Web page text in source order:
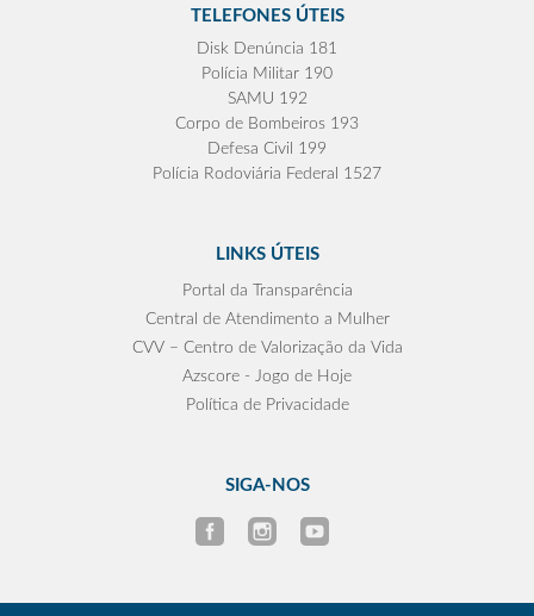
TELEFONES ÚTEIS
Disk Denúncia 181
Polícia Militar 190
SAMU 192
Corpo de Bombeiros 193
Defesa Civil 199
Polícia Rodoviária Federal 1527
LINKS ÚTEIS
Portal da Transparência
Central de Atendimento a Mulher
CVV – Centro de Valorização da Vida
Azscore - Jogo de Hoje
Política de Privacidade
SIGA-NOS